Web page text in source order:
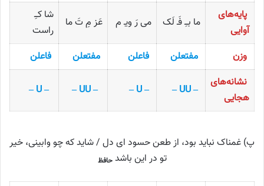
پایه‌های
آوایی
ما بـِ فَـ لَک می رَ ویـ م عَز مِ تَ ما
شا کـِ
راست
وزن
مفتعلن فاعلن مفتعلن
فاعلن
نشانه‌های
هجایی
– UU –
– U –
– UU –
– U –
پ) غمناک نباید بود، از طعن حسود ای دل / شاید که چو وابینی، خیر
تو در این باشدحافظ